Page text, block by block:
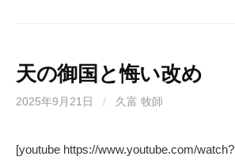
天の御国と悔い改め
2025年9月21日 / 久富 牧師
[youtube https://www.youtube.com/watch?